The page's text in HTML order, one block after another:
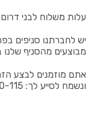
עלות משלוח לבני דרום: 70
יש לחברתנו סניפים
מבוצעים מהסניף
אתם מוזמנים לבצע
ונשמח לסייע לך: 1700-500-115